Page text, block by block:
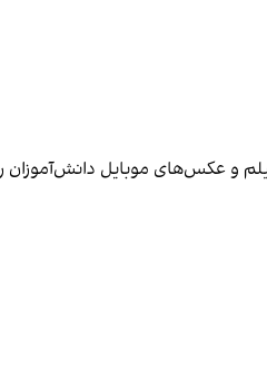
عکس‌های موبایل دانش‌آموزان را